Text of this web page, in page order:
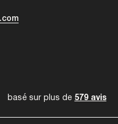
basé sur plus de 579 avis